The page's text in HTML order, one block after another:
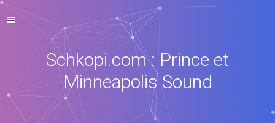
Schkopi.com : Prince et
Minneapolis Sound